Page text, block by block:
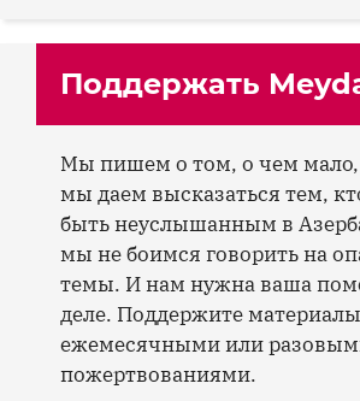
Поддержать
Мы пишем о том, о чем мало,
мы даем высказаться тем,
быть неуслышанным в
мы не боимся говорить на
темы. И нам нужна ваша
деле. Поддержите
ежемесячными или
пожертвованиями.